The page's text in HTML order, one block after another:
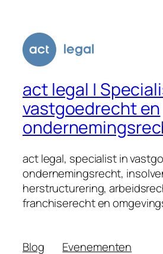
act legal |
vastgoedrecht en
act legal, specialist in
ondernemingsrecht,
herstructurering,
franchiserecht en
Blog
Evenementen